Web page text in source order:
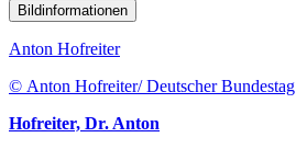
Bildinformationen
Anton Hofreiter
© Anton Hofreiter/ Deutscher Bundestag
Hofreiter, Dr. Anton